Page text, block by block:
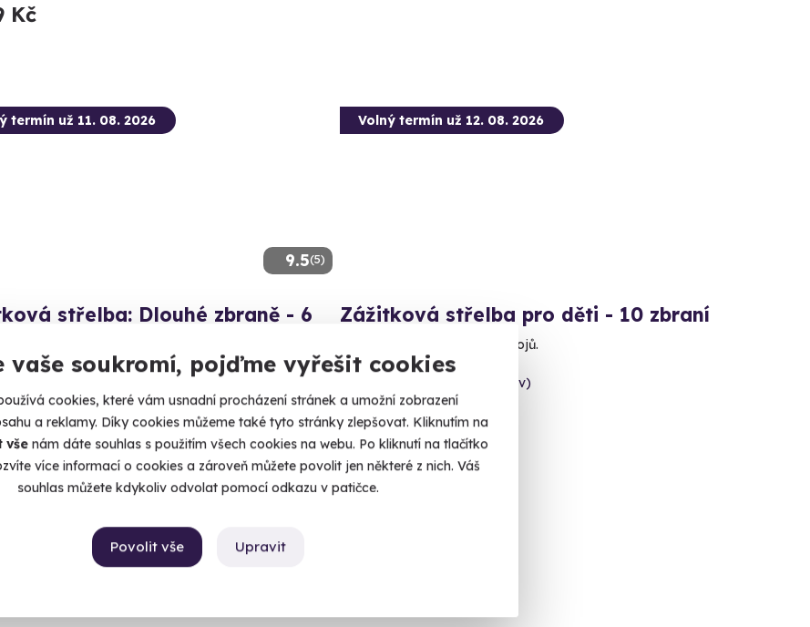
vaše soukromí, pojďme vyřešit cookies
cookies, které vám usnadní procházení stránek a umožní zobrazení
a reklamy. Díky cookies můžeme také tyto stránky zlepšovat. Kliknutím na
vše nám dáte souhlas s použitím všech cookies na webu. Po kliknutí na tlačítko
více informací o cookies a zároveň můžete povolit jen některé z nich. Váš
souhlas můžete kdykoliv odvolat pomocí odkazu v patičce.
Upravit
Povolit vše
Kč
9.5(5)
termín už 11. 08. 2026
střelba: Dlouhé zbraně - 6
zbraně si zastřílíte pětkrát - celkem 30 výstřelů.
(okres Prostějov)
dalších lokalit)
Kč
Volný termín už 12. 08. 2026
Zážitková střelba pro děti - 10 zbraní
Připravte se na nálož 80 nábojů.
Drahany (okres Prostějov)
(+ 28 dalších lokalit)
1 999 Kč